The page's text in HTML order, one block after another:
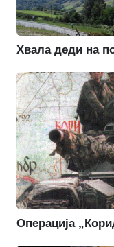
Хвала деди на
Операција